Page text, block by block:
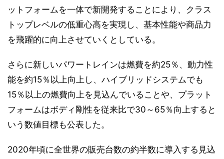
ットフォームを一体で新開発することにより、クラス
トップレベルの低重心高を実現し、基本性能や商品力
を飛躍的に向上させていくとしている。
さらに新しいパワートレインは燃費を約25％、動力性
能を約15％以上向上し、ハイブリッドシステムでも
15％以上の燃費向上を見込んでいることや、プラット
フォームはボディ剛性を従来比で30～65％向上すると
いう数値目標も公表した。
2020年頃に全世界の販売台数の約半数に導入する見込